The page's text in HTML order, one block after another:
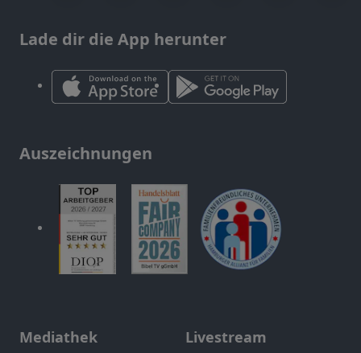
Lade dir die App herunter
Auszeichnungen
Mediathek Livestream